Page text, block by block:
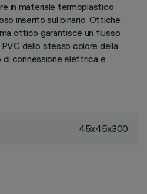
in materiale termoplastico
inserito sul binario. Ottiche
ottico garantisce un flusso
dello stesso colore della
di connessione elettrica e
45x45x300